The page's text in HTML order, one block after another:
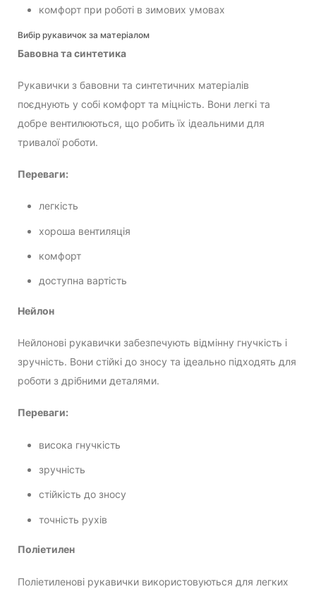
комфорт при роботі в зимових умовах
Вибір рукавичок за матеріалом
Бавовна та синтетика
Рукавички з бавовни та синтетичних матеріалів
поєднують у собі комфорт та міцність. Вони легкі та
добре вентилюються, що робить їх ідеальними для
тривалої роботи.
Переваги:
легкість
хороша вентиляція
комфорт
доступна вартість
Нейлон
Нейлонові рукавички забезпечують відмінну гнучкість і
зручність. Вони стійкі до зносу та ідеально підходять для
роботи з дрібними деталями.
Переваги:
висока гнучкість
зручність
стійкість до зносу
точність рухів
Поліетилен
Поліетиленові рукавички використовуються для легких